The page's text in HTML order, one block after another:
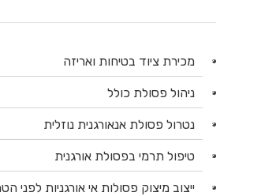
מכירת ציוד בטיחות ואריזה
ניהול פסולת כולל
נטרול פסולת אנאורגנית נוזלית
טיפול תרמי בפסולת אורגנית
ייצוב מיצוק פסולות אי אורגניות לפני